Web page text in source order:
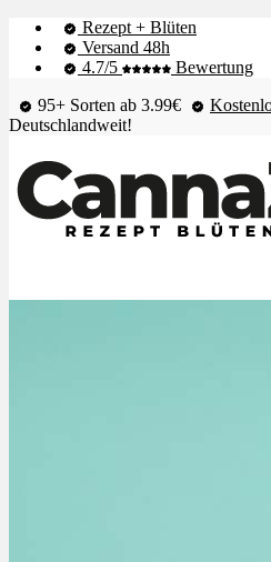
Rezept + Blüten
Versand 48h
4.7/5
Bewertung
95+ Sorten ab 3.99€
Deutschlandweit!